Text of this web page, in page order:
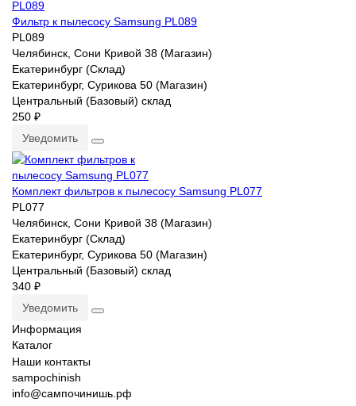
Фильтр к пылесосу Samsung PL089
PL089
Челябинск, Сони Кривой 38 (Магазин)
Екатеринбург (Склад)
Екатеринбург, Сурикова 50 (Магазин)
Центральный (Базовый) склад
250 ₽
Уведомить
Комплект фильтров к пылесосу Samsung PL077
PL077
Челябинск, Сони Кривой 38 (Магазин)
Екатеринбург (Склад)
Екатеринбург, Сурикова 50 (Магазин)
Центральный (Базовый) склад
340 ₽
Уведомить
Информация
Каталог
Наши контакты
sampochinish
info@сампочинишь.рф